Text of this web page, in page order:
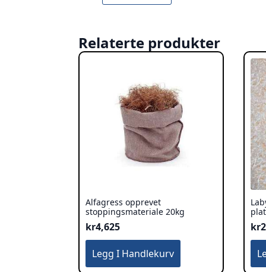
Relaterte produkter
Alfagress opprevet
stoppingsmateriale 20kg
kr4,625
Legg I Handlekurv
kr